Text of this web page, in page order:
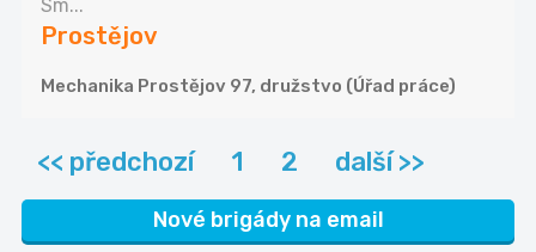
Sm...
Prostějov
Mechanika Prostějov 97, družstvo (Úřad práce)
<< předchozí 1 2 další >>
Nové brigády na email